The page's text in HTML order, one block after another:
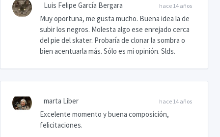
hace 14 años
Luis Felipe García Bergara
Muy oportuna, me gusta mucho. Buena idea la de
subir los negros. Molesta algo ese enrejado cerca
del pie del skater. Probaría de clonar la sombra o
bien acentuarla más. Sólo es mi opinión. Slds.
hace 14 años
marta Liber
Excelente momento y buena composición,
felicitaciones.